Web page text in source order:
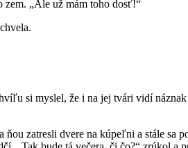
zem. „Ale už mám toho dosť!“
si myslel, že i na jej tvári vidí
zatresli dvere na kúpeľni a stále sa